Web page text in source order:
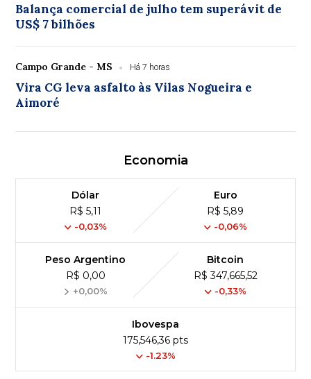
Balança comercial de julho tem superávit de
US$ 7 bilhões
Campo Grande - MS Há 7 horas
Vira CG leva asfalto às Vilas Nogueira e
Aimoré
Economia
Dólar
R$ 5,11
-0,03%
Euro
R$ 5,89
-0,06%
Peso Argentino
R$ 0,00
+0,00%
Bitcoin
R$ 347,665,52
-0,33%
Ibovespa
175,546,36 pts
-1.23%